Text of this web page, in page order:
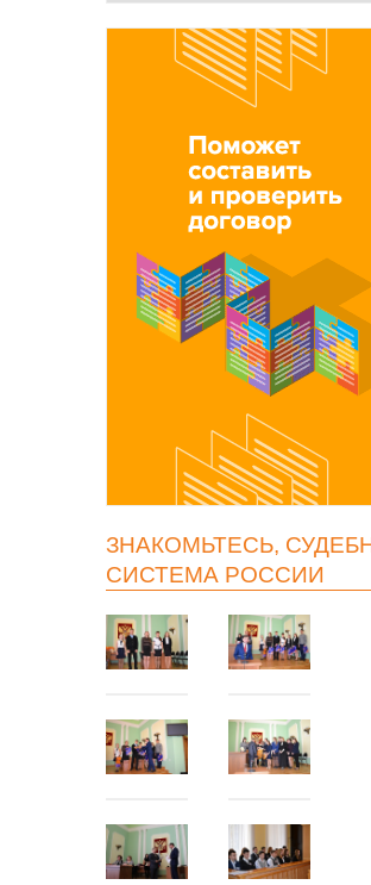
ЗНАКОМЬТЕСЬ,
СИСТЕМА РОССИИ